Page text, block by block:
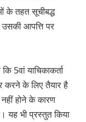
के तहत सूचीबद्ध
उसकी आपत्ति पर
5वां याचिकाकर्ता
करने के लिए तैयार है
होने के कारण
यह भी प्रस्तुत किया